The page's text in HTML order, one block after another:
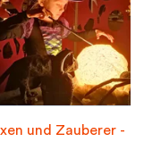
und Zauberer -